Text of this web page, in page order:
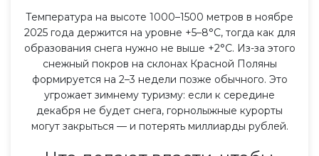
Температура на высоте 1000–1500 метров в ноябре
2025 года держится на уровне +5–8°C, тогда как для
образования снега нужно не выше +2°C. Из-за этого
снежный покров на склонах Красной Поляны
формируется на 2–3 недели позже обычного. Это
угрожает зимнему туризму: если к середине
декабря не будет снега, горнолыжные курорты
могут закрыться — и потерять миллиарды рублей.